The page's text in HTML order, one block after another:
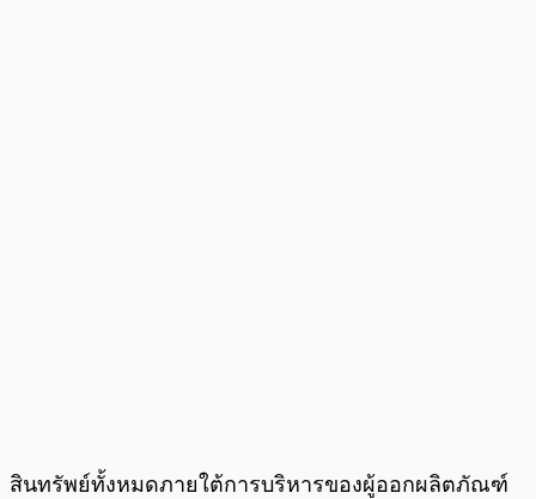
สินทรัพย์ทั้งหมดภายใต้การบริหารของผู้ออกผลิตภัณฑ์